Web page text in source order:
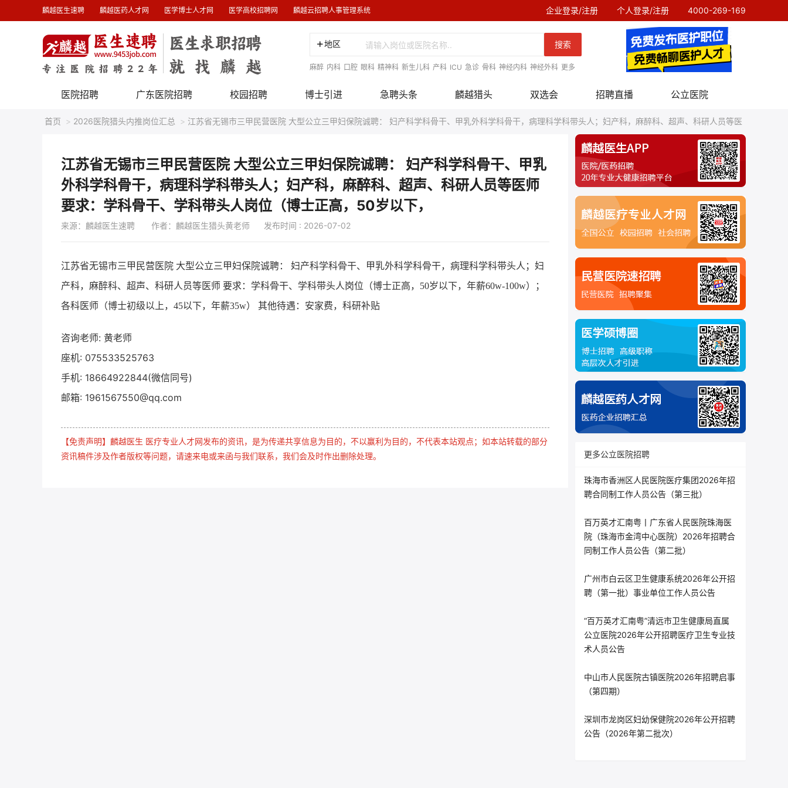
麟越医生速聘 麟越医药人才网 医学博士人才网 医学高校招聘网 麟越云招聘人事管理系统 企业登录/注册 个人登录/注册 4000-269-169
地区 搜索
麻醉 内科 口腔 眼科 精神科 新生儿科 产科 ICU 急诊 骨科 神经内科 神经外科 更多
医院招聘 广东医院招聘 校园招聘 博士引进 急聘头条 麟越猎头 双选会 招聘直播 公立医院
首页 > 2026医院猎头内推岗位汇总 > 江苏省无锡市三甲民营医院 大型公立三甲妇保院诚聘： 妇产科学科骨干、甲乳外科学科骨干，病理科学科带头人；妇产科，麻醉科、超声、科研人员等医
江苏省无锡市三甲民营医院 大型公立三甲妇保院诚聘： 妇产科学科骨干、甲乳
外科学科骨干，病理科学科带头人；妇产科，麻醉科、超声、科研人员等医师
要求：学科骨干、学科带头人岗位（博士正高，50岁以下，
来源：麟越医生速聘 作者：麟越医生猎头黄老师 发布时间 : 2026-07-02
江苏省无锡市三甲民营医院 大型公立三甲妇保院诚聘： 妇产科学科骨干、甲乳外科学科骨干，病理科学科带头人；妇
产科，麻醉科、超声、科研人员等医师 要求：学科骨干、学科带头人岗位（博士正高，50岁以下，年薪60w-100w）；
各科医师（博士初级以上，45以下，年薪35w） 其他待遇：安家费，科研补贴
咨询老师: 黄老师
座机: 075533525763
手机: 18664922844(微信同号)
邮箱: 1961567550@qq.com
【免责声明】麟越医生 医疗专业人才网发布的资讯，是为传递共享信息为目的，不以赢利为目的，不代表本站观点；如本站转载的部分
资讯稿件涉及作者版权等问题，请速来电或来函与我们联系，我们会及时作出删除处理。
更多公立医院招聘
珠海市香洲区人民医院医疗集团2026年招
聘合同制工作人员公告（第三批）
百万英才汇南粤丨广东省人民医院珠海医
院（珠海市金湾中心医院）2026年招聘合
同制工作人员公告（第二批）
广州市白云区卫生健康系统2026年公开招
聘（第一批）事业单位工作人员公告
“百万英才汇南粤”清远市卫生健康局直属
公立医院2026年公开招聘医疗卫生专业技
术人员公告
中山市人民医院古镇医院2026年招聘启事
（第四期）
深圳市龙岗区妇幼保健院2026年公开招聘
公告（2026年第二批次）